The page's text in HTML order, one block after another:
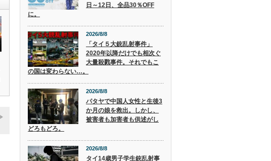
日～12日、全品30％OFF
に。
2026/8/8
「タイ５大銃乱射事件」
2020年以降だけでも相次ぐ
大量殺戮事件。それでもこ
の国は変わらない…。
2026/8/8
パタヤで中国人女性と生後3
か月の娘を救出。しかし、
被害者も加害者も供述がし
どろもどろ。
2026/8/8
タイ14歳男子学生銃乱射事